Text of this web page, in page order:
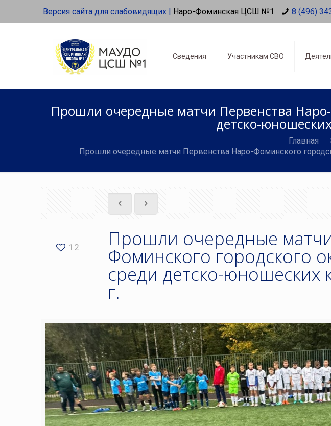
Версия сайта для слабовидящих | Наро-Фоминская ЦСШ №1 8 (496)
Сведения Участникам СВО
Прошли очередные матчи Первенства
детско-
Главная
Прошли очередные матчи Первенства Наро-Фоминского
12 Прошли очередные
Фоминского городского
среди детско-юношеских
г.